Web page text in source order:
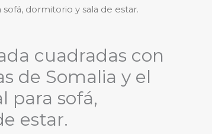
dormitorio y sala de estar.
cuadradas con
de Somalia y el
para sofá,
estar.